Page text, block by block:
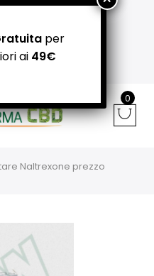
Conselvana, 38a
0
Naltrexone prezzo
per
ai 49€